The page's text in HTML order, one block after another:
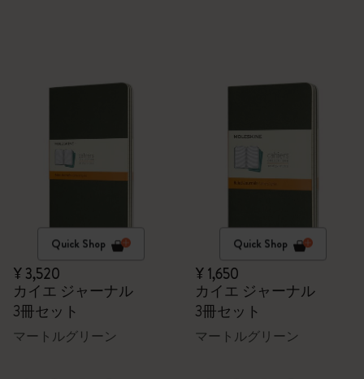
Quick Shop
¥ 3,520
カイエ ジャーナル
3冊セット
マートルグリーン
Quick Shop
¥ 1,650
カイエ ジャーナル
3冊セット
マートルグリーン